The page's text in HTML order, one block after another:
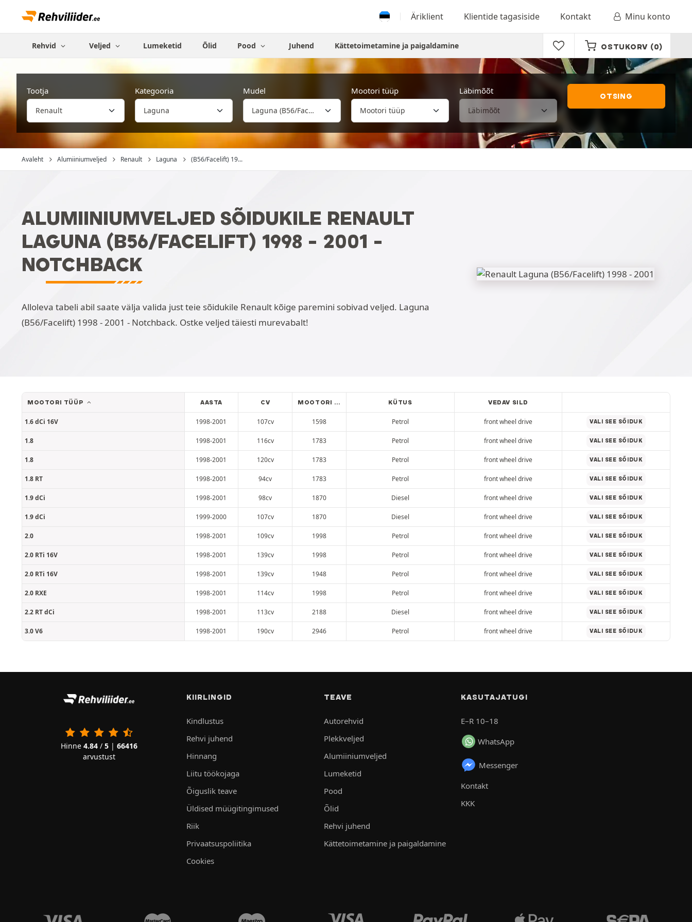
Äriklient Klientide tagasiside Kontakt Minu konto
Rehvid Veljed Lumeketid Õlid Pood Juhend Kättetoimetamine ja paigaldamine OSTUKORV (0)
Tootja Kategooria Mudel Mootori tüüp Läbimõõt
OTSING
Avaleht Alumiiniumveljed Renault Laguna (B56/Facelift) 19...
ALUMIINIUMVELJED SÕIDUKILE RENAULT
LAGUNA (B56/FACELIFT) 1998 - 2001 -
NOTCHBACK
Alloleva tabeli abil saate välja valida just teie sõidukile Renault kõige paremini sobivad veljed. Laguna
(B56/Facelift) 1998 - 2001 - Notchback. Ostke veljed täiesti murevabalt!
MOOTORI TÜÜP AASTA CV MOOTORI TÖÖMAHT KÜTUS VEDAV SILD
1.6 dCi 16V 1998-2001 107cv 1598 Petrol front wheel drive VALI SEE SÕIDUK
1.8 1998-2001 116cv 1783 Petrol front wheel drive VALI SEE SÕIDUK
1.8 1998-2001 120cv 1783 Petrol front wheel drive VALI SEE SÕIDUK
1.8 RT 1998-2001 94cv 1783 Petrol front wheel drive VALI SEE SÕIDUK
1.9 dCi 1998-2001 98cv 1870 Diesel front wheel drive VALI SEE SÕIDUK
1.9 dCi 1999-2000 107cv 1870 Diesel front wheel drive VALI SEE SÕIDUK
2.0 1998-2001 109cv 1998 Petrol front wheel drive VALI SEE SÕIDUK
2.0 RTi 16V 1998-2001 139cv 1998 Petrol front wheel drive VALI SEE SÕIDUK
2.0 RTi 16V 1998-2001 139cv 1948 Petrol front wheel drive VALI SEE SÕIDUK
2.0 RXE 1998-2001 114cv 1998 Petrol front wheel drive VALI SEE SÕIDUK
2.2 RT dCi 1998-2001 113cv 2188 Diesel front wheel drive VALI SEE SÕIDUK
3.0 V6 1998-2001 190cv 2946 Petrol front wheel drive VALI SEE SÕIDUK
Hinne 4.84/ 5| 66416
arvustust
KIIRLINGID
Kindlustus
Rehvi juhend
Hinnang
Liitu töökojaga
Õiguslik teave
Üldised müügitingimused
Riik
Privaatsuspoliitika
Cookies
TEAVE
Autorehvid
Plekkveljed
Alumiiniumveljed
Lumeketid
Pood
Õlid
Rehvi juhend
Kättetoimetamine ja paigaldamine
KASUTAJATUGI
E–R 10–18
WhatsApp
Messenger
Kontakt
KKK